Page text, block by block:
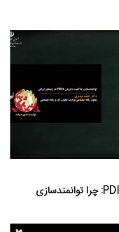
مقدمه‌ای بر دوره آموزشی PDIA: چرا توانمندسازی